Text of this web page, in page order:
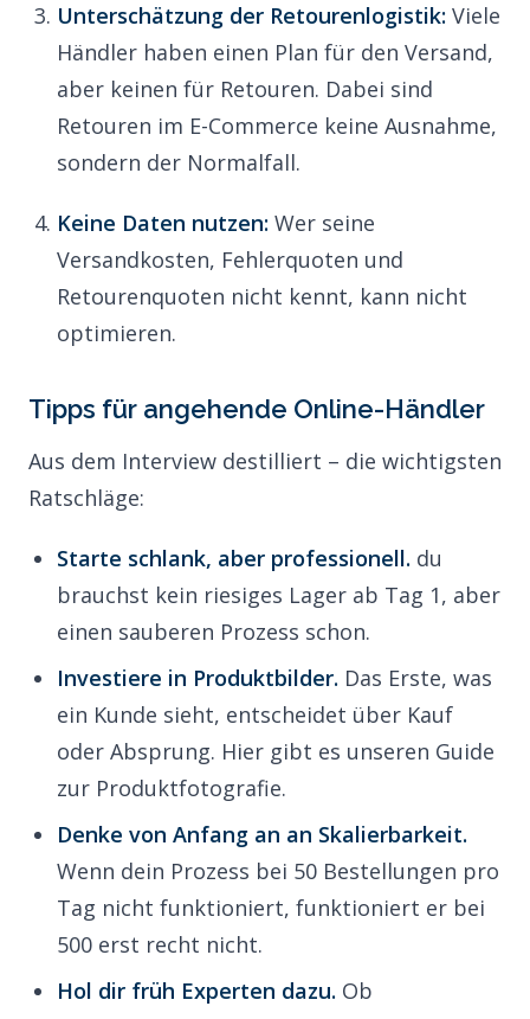
Unterschätzung der Retourenlogistik: Viele
Händler haben einen Plan für den Versand,
aber keinen für Retouren. Dabei sind
Retouren im E-Commerce keine Ausnahme,
sondern der Normalfall.
Keine Daten nutzen: Wer seine
Versandkosten, Fehlerquoten und
Retourenquoten nicht kennt, kann nicht
optimieren.
Tipps für angehende Online-Händler
Aus dem Interview destilliert – die wichtigsten
Ratschläge:
Starte schlank, aber professionell. du
brauchst kein riesiges Lager ab Tag 1, aber
einen sauberen Prozess schon.
Investiere in Produktbilder. Das Erste, was
ein Kunde sieht, entscheidet über Kauf
oder Absprung. Hier gibt es unseren Guide
zur Produktfotografie.
Denke von Anfang an an Skalierbarkeit.
Wenn dein Prozess bei 50 Bestellungen pro
Tag nicht funktioniert, funktioniert er bei
500 erst recht nicht.
Hol dir früh Experten dazu. Ob